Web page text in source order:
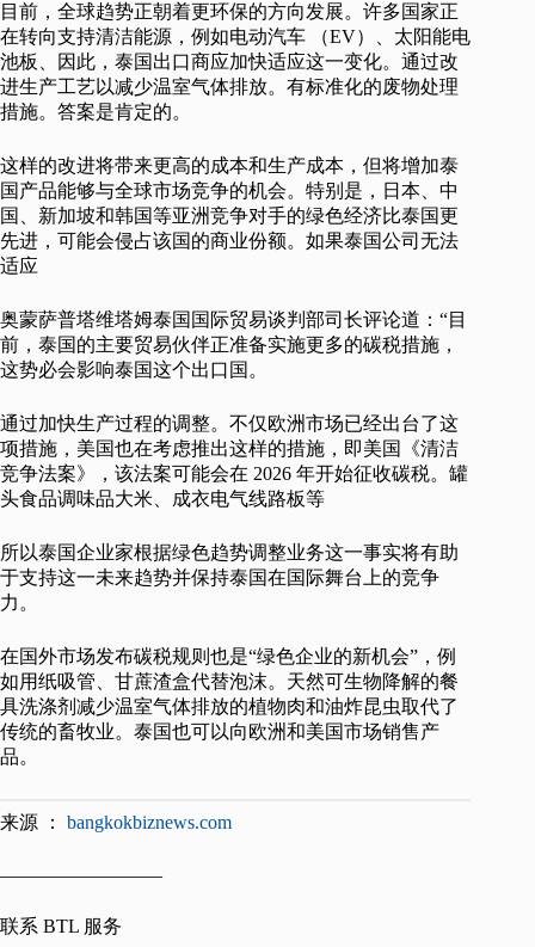
目前，全球趋势正朝着更环保的方向发展。许多国家正
在转向支持清洁能源，例如电动汽车 （EV）、太阳能电
池板、因此，泰国出口商应加快适应这一变化。通过改
进生产工艺以减少温室气体排放。有标准化的废物处理
措施。答案是肯定的。
这样的改进将带来更高的成本和生产成本，但将增加泰
国产品能够与全球市场竞争的机会。特别是，日本、中
国、新加坡和韩国等亚洲竞争对手的绿色经济比泰国更
先进，可能会侵占该国的商业份额。如果泰国公司无法
适应
奥蒙萨普塔维塔姆泰国国际贸易谈判部司长评论道：“目
前，泰国的主要贸易伙伴正准备实施更多的碳税措施，
这势必会影响泰国这个出口国。
通过加快生产过程的调整。不仅欧洲市场已经出台了这
项措施，美国也在考虑推出这样的措施，即美国《清洁
竞争法案》，该法案可能会在 2026 年开始征收碳税。罐
头食品调味品大米、成衣电气线路板等
所以泰国企业家根据绿色趋势调整业务这一事实将有助
于支持这一未来趋势并保持泰国在国际舞台上的竞争
力。
在国外市场发布碳税规则也是“绿色企业的新机会”，例
如用纸吸管、甘蔗渣盒代替泡沫。天然可生物降解的餐
具洗涤剂减少温室气体排放的植物肉和油炸昆虫取代了
传统的畜牧业。泰国也可以向欧洲和美国市场销售产
品。
来源 ： bangkokbiznews.com
————————–
联系 BTL 服务